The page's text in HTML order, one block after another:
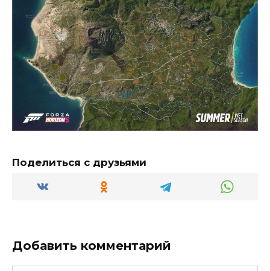
Поделиться с друзьями
Добавить комментарий